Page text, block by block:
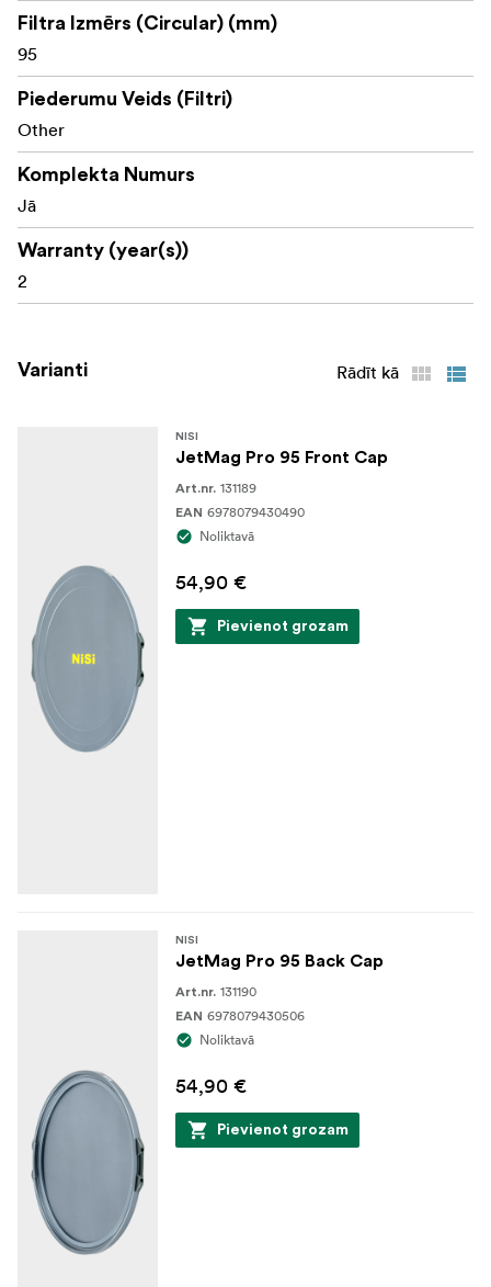
objektīvos, nodrošinot asus, skaidrus attēlus bez
malu izkropļojumiem.
Katram filtra tipam ir krāsu
kodēts rokturis, kas atvieglo identifikāciju un ātru
piekļuvi vajadzīgajam filtram.
Paplašiniet savas radošās iespējas ar NiSi JETMAG
filtriem — izstrādātiem ātrumam, precizitātei un
izturībai.
Komplektācijā:
NiSi JetMag Pro 95 priekšējais vāciņš
Filtra Izmērs (Circular) (mm)
95
Piederumu Veids (Filtri)
Other
Komplekta Numurs
Jā
Warranty (year(s))
2
Varianti Rādīt kā
NISI
JetMag Pro 95 Front Cap
Art.nr. 131189
EAN 6978079430490
Noliktavā
54,90 €
Pievienot grozam
NISI
JetMag Pro 95 Back Cap
Art.nr. 131190
EAN 6978079430506
Noliktavā
54,90 €
Pievienot grozam